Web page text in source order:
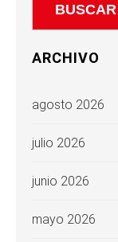
ARCHIVO
agosto 2026
julio 2026
junio 2026
mayo 2026